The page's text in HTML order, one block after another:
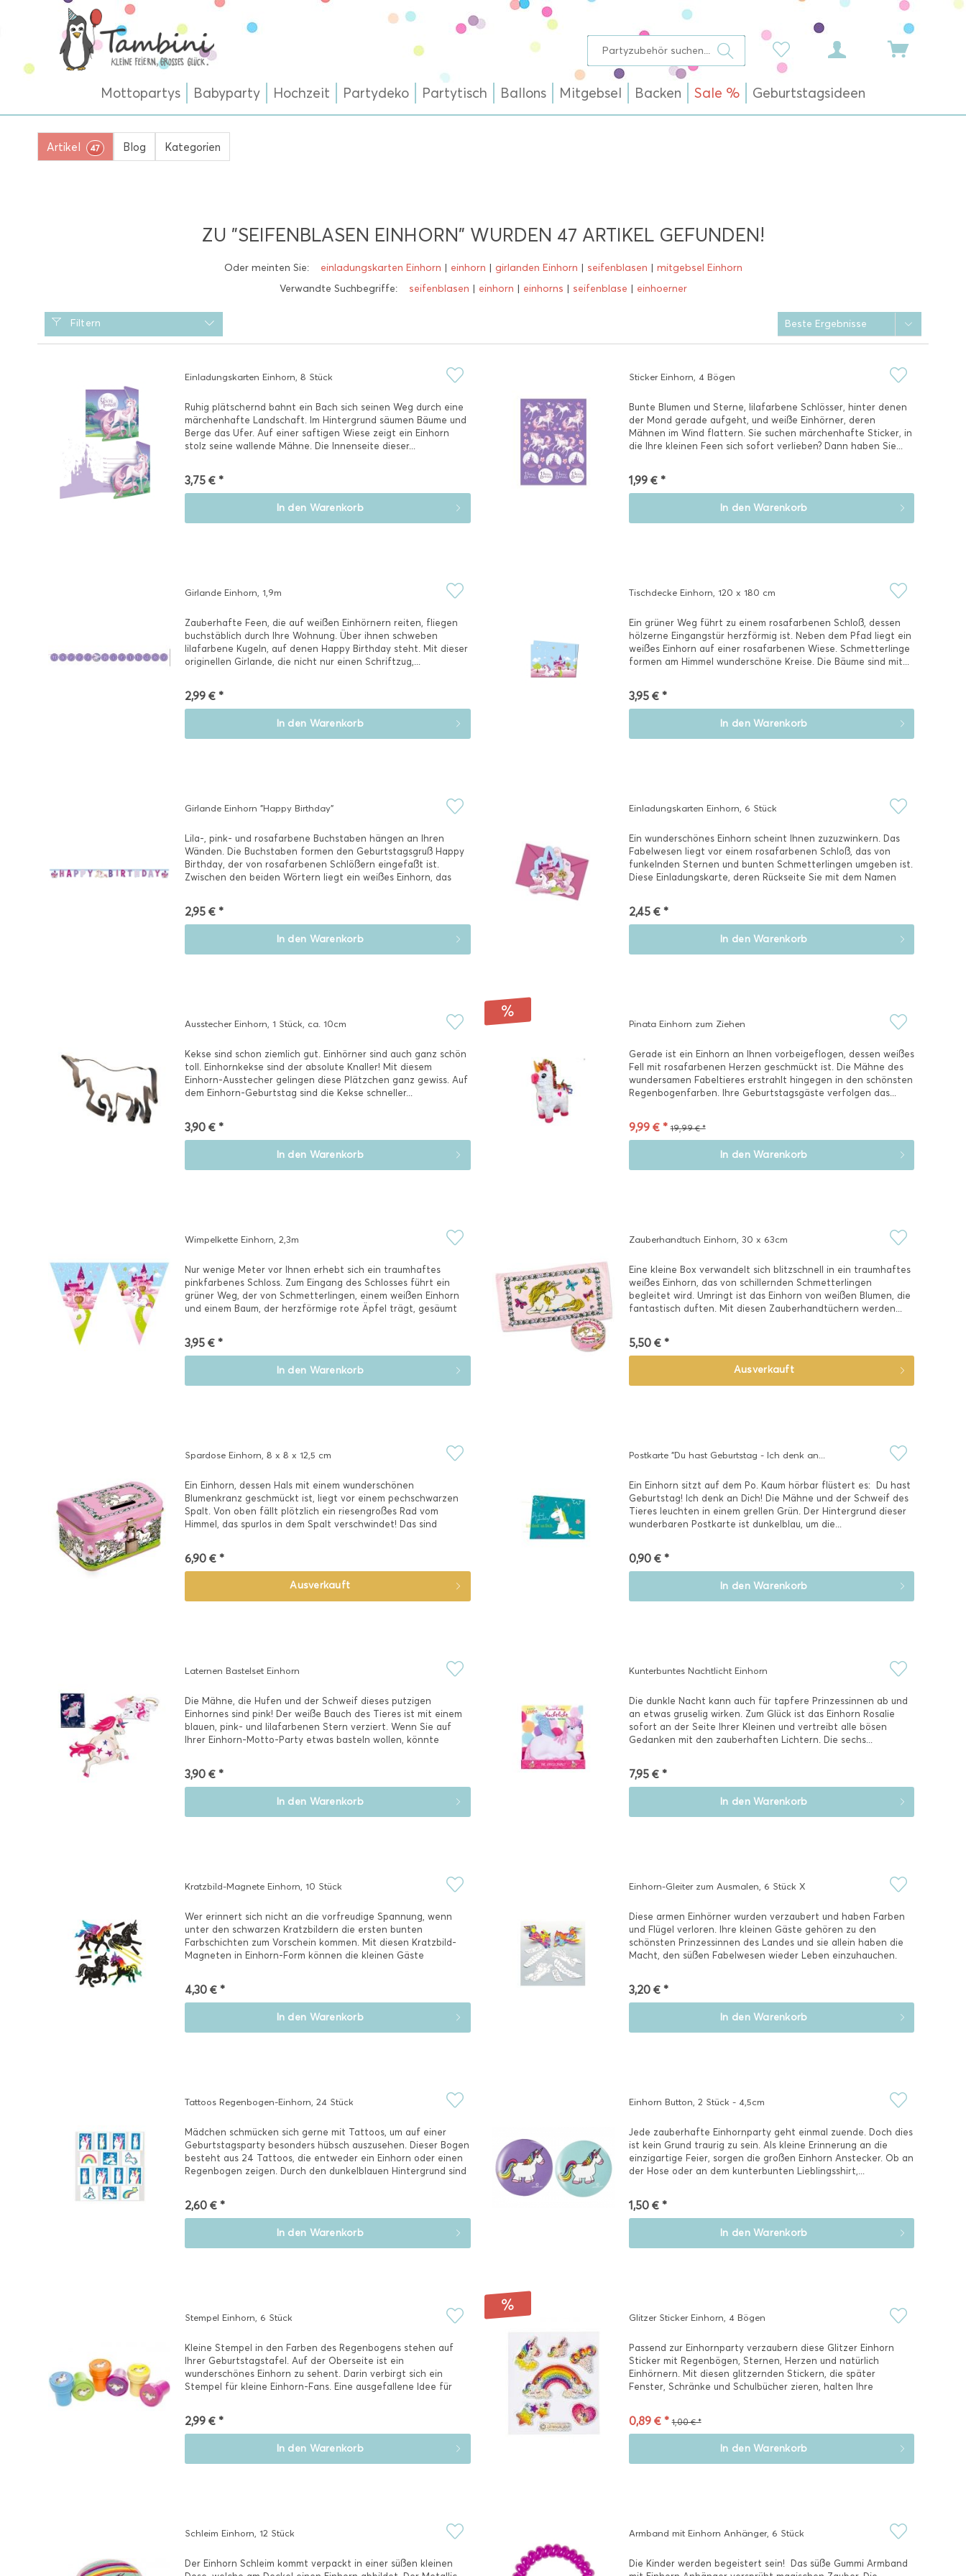
Mottopartys Babyparty Hochzeit Partydeko Partytisch Ballons Mitgebsel Backen Sale % Geburtstagsideen
Artikel 47 Blog Kategorien
ZU "SEIFENBLASEN EINHORN" WURDEN 47 ARTIKEL GEFUNDEN!
Oder meinten Sie: einladungskarten Einhorn | einhorn | girlanden Einhorn | seifenblasen | mitgebsel Einhorn
Verwandte Suchbegriffe:
seifenblasen | einhorn | einhorns | seifenblase | einhoerner
Filtern
Einladungskarten Einhorn, 8 Stück
Ruhig plätschernd bahnt ein Bach sich seinen Weg durch eine
märchenhafte Landschaft. Im Hintergrund säumen Bäume und
Berge das Ufer. Auf einer saftigen Wiese zeigt ein Einhorn
stolz seine wallende Mähne. Die Innenseite dieser...
3,75 € *
In den Warenkorb
Sticker Einhorn, 4 Bögen
Bunte Blumen und Sterne, lilafarbene Schlösser, hinter denen
der Mond gerade aufgeht, und weiße Einhörner, deren
Mähnen im Wind flattern. Sie suchen märchenhafte Sticker, in
die Ihre kleinen Feen sich sofort verlieben? Dann haben Sie...
1,99 € *
In den Warenkorb
Girlande Einhorn, 1,9m
Zauberhafte Feen, die auf weißen Einhörnern reiten, fliegen
buchstäblich durch Ihre Wohnung. Über ihnen schweben
lilafarbene Kugeln, auf denen Happy Birthday steht. Mit dieser
originellen Girlande, die nicht nur einen Schriftzug,...
2,99 € *
In den Warenkorb
Tischdecke Einhorn, 120 x 180 cm
Ein grüner Weg führt zu einem rosafarbenen Schloß, dessen
hölzerne Eingangstür herzförmig ist. Neben dem Pfad liegt ein
weißes Einhorn auf einer rosafarbenen Wiese. Schmetterlinge
formen am Himmel wunderschöne Kreise. Die Bäume sind mit...
3,95 € *
In den Warenkorb
Girlande Einhorn "Happy Birthday"
Lila-, pink- und rosafarbene Buchstaben hängen an Ihren
Wänden. Die Buchstaben formen den Geburtstagsgruß Happy
Birthday, der von rosafarbenen Schlößern eingefaßt ist.
Zwischen den beiden Wörtern liegt ein weißes Einhorn, das
2,95 € *
In den Warenkorb
Einladungskarten Einhorn, 6 Stück
Ein wunderschönes Einhorn scheint Ihnen zuzuzwinkern. Das
Fabelwesen liegt vor einem rosafarbenen Schloß, das von
funkelnden Sternen und bunten Schmetterlingen umgeben ist.
Diese Einladungskarte, deren Rückseite Sie mit dem Namen
2,45 € *
In den Warenkorb
Ausstecher Einhorn, 1 Stück, ca. 10cm
Kekse sind schon ziemlich gut. Einhörner sind auch ganz schön
toll. Einhornkekse sind der absolute Knaller! Mit diesem
Einhorn-Ausstecher gelingen diese Plätzchen ganz gewiss. Auf
dem Einhorn-Geburtstag sind die Kekse schneller...
3,90 € *
In den Warenkorb
Pinata Einhorn zum Ziehen
Gerade ist ein Einhorn an Ihnen vorbeigeflogen, dessen weißes
Fell mit rosafarbenen Herzen geschmückt ist. Die Mähne des
wundersamen Fabeltieres erstrahlt hingegen in den schönsten
Regenbogenfarben. Ihre Geburtstagsgäste verfolgen das...
9,99 € * 19,99 € *
In den Warenkorb
Wimpelkette Einhorn, 2,3m
Nur wenige Meter vor Ihnen erhebt sich ein traumhaftes
pinkfarbenes Schloss. Zum Eingang des Schlosses führt ein
grüner Weg, der von Schmetterlingen, einem weißen Einhorn
und einem Baum, der herzförmige rote Äpfel trägt, gesäumt
3,95 € *
In den Warenkorb
Zauberhandtuch Einhorn, 30 x 63cm
Eine kleine Box verwandelt sich blitzschnell in ein traumhaftes
weißes Einhorn, das von schillernden Schmetterlingen
begleitet wird. Umringt ist das Einhorn von weißen Blumen, die
fantastisch duften. Mit diesen Zauberhandtüchern werden...
5,50 € *
Ausverkauft
Spardose Einhorn, 8 x 8 x 12,5 cm
Ein Einhorn, dessen Hals mit einem wunderschönen
Blumenkranz geschmückt ist, liegt vor einem pechschwarzen
Spalt. Von oben fällt plötzlich ein riesengroßes Rad vom
Himmel, das spurlos in dem Spalt verschwindet! Das sind
6,90 € *
Ausverkauft
Postkarte "Du hast Geburtstag - Ich denk an...
Ein Einhorn sitzt auf dem Po. Kaum hörbar flüstert es:  Du hast
Geburtstag! Ich denk an Dich! Die Mähne und der Schweif des
Tieres leuchten in einem grellen Grün. Der Hintergrund dieser
wunderbaren Postkarte ist dunkelblau, um die...
0,90 € *
In den Warenkorb
Laternen Bastelset Einhorn
Die Mähne, die Hufen und der Schweif dieses putzigen
Einhornes sind pink! Der weiße Bauch des Tieres ist mit einem
blauen, pink- und lilafarbenen Stern verziert. Wenn Sie auf
Ihrer Einhorn-Motto-Party etwas basteln wollen, könnte
3,90 € *
In den Warenkorb
Kunterbuntes Nachtlicht Einhorn
Die dunkle Nacht kann auch für tapfere Prinzessinnen ab und
an etwas gruselig wirken. Zum Glück ist das Einhorn Rosalie
sofort an der Seite Ihrer Kleinen und vertreibt alle bösen
Gedanken mit den zauberhaften Lichtern. Die sechs...
7,95 € *
In den Warenkorb
Kratzbild-Magnete Einhorn, 10 Stück
Wer erinnert sich nicht an die vorfreudige Spannung, wenn
unter den schwarzen Kratzbildern die ersten bunten
Farbschichten zum Vorschein kommen. Mit diesen Kratzbild-
Magneten in Einhorn-Form können die kleinen Gäste
4,30 € *
In den Warenkorb
Einhorn-Gleiter zum Ausmalen, 6 Stück X
Diese armen Einhörner wurden verzaubert und haben Farben
und Flügel verloren. Ihre kleinen Gäste gehören zu den
schönsten Prinzessinnen des Landes und sie allein haben die
Macht, den süßen Fabelwesen wieder Leben einzuhauchen.
3,20 € *
In den Warenkorb
Tattoos Regenbogen-Einhorn, 24 Stück
Mädchen schmücken sich gerne mit Tattoos, um auf einer
Geburtstagsparty besonders hübsch auszusehen. Dieser Bogen
besteht aus 24 Tattoos, die entweder ein Einhorn oder einen
Regenbogen zeigen. Durch den dunkelblauen Hintergrund sind
2,60 € *
In den Warenkorb
Einhorn Button, 2 Stück - 4,5cm
Jede zauberhafte Einhornparty geht einmal zuende. Doch dies
ist kein Grund traurig zu sein. Als kleine Erinnerung an die
einzigartige Feier, sorgen die großen Einhorn Anstecker. Ob an
der Hose oder an dem kunterbunten Lieblingsshirt,...
1,50 € *
In den Warenkorb
Stempel Einhorn, 6 Stück
Kleine Stempel in den Farben des Regenbogens stehen auf
Ihrer Geburtstagstafel. Auf der Oberseite ist ein
wunderschönes Einhorn zu sehent. Darin verbirgt sich ein
Stempel für kleine Einhorn-Fans. Eine ausgefallene Idee für
2,99 € *
In den Warenkorb
Glitzer Sticker Einhorn, 4 Bögen
Passend zur Einhornparty verzaubern diese Glitzer Einhorn
Sticker mit Regenbögen, Sternen, Herzen und natürlich
Einhörnern. Mit diesen glitzernden Stickern, die später
Fenster, Schränke und Schulbücher zieren, halten Ihre
0,89 € * 1,00 € *
In den Warenkorb
Schleim Einhorn, 12 Stück
Der Einhorn Schleim kommt verpackt in einer süßen kleinen
Armband mit Einhorn Anhänger, 6 Stück
Die Kinder werden begeistert sein! Das süße Gummi Armband